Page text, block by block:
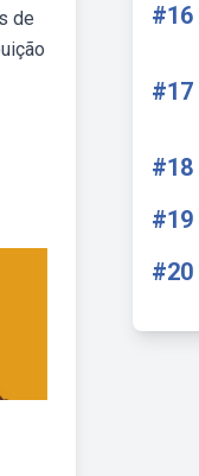
de
#16
#17
#18
#19
#20